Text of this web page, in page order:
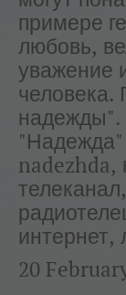
примере
любовь,
уважение
человека.
надежды".
nadezhda,
20